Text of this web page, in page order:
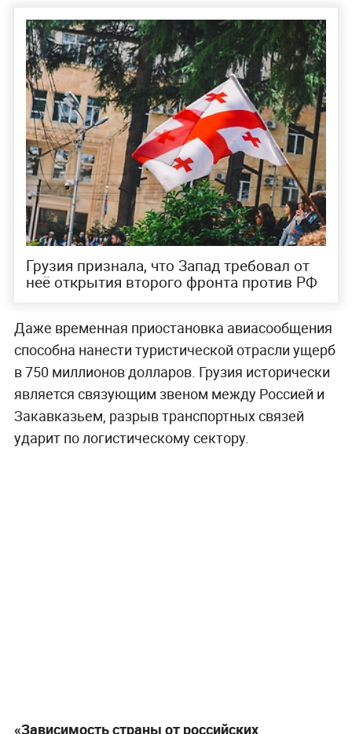
Грузия признала, что Запад требовал от
неё открытия второго фронта против РФ
Даже временная приостановка авиасообщения
способна нанести туристической отрасли ущерб
в 750 миллионов долларов. Грузия исторически
является связующим звеном между Россией и
Закавказьем, разрыв транспортных связей
ударит по логистическому сектору.
«Зависимость страны от российских